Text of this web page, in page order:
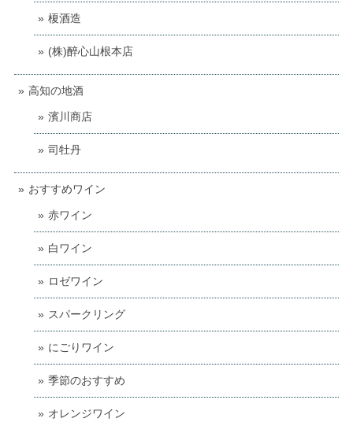
榎酒造
(株)醉心山根本店
高知の地酒
濱川商店
司牡丹
おすすめワイン
赤ワイン
白ワイン
ロゼワイン
スパークリング
にごりワイン
季節のおすすめ
オレンジワイン